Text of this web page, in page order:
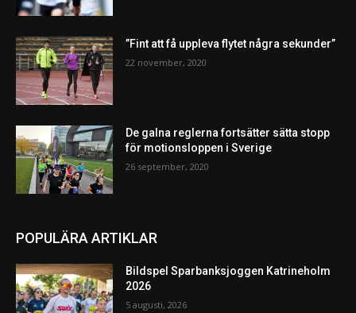
”Fint att få uppleva flytet några sekunder”
22 november, 2020
De galna reglerna fortsätter sätta stopp
för motionsloppen i Sverige
26 september, 2020
POPULÄRA ARTIKLAR
Bildspel Sparbanksjoggen Katrineholm
2026
5 augusti, 2026